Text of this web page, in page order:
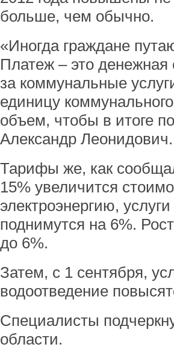
больше, чем обычно.
«Иногда граждане
Платеж – это денежная
за коммунальные
единицу
объем, чтобы в итоге
Александр Леонидович.
Тарифы же, как
15% увеличится
электроэнергию,
поднимутся на 6%.
до 6%.
Затем, с 1 сентября,
водоотведение
Специалисты
области.